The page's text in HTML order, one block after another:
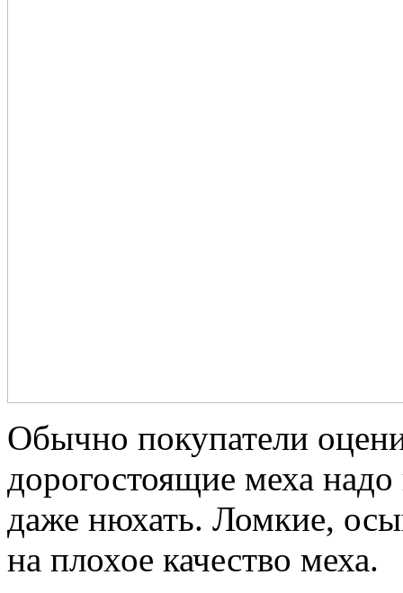
Обычно покупатели
дорогостоящие меха
даже нюхать. Ломкие,
на плохое качество меха.